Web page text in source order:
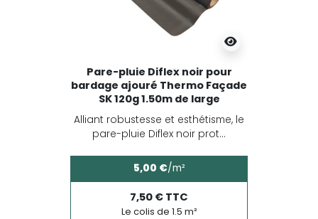
Pare-pluie Diflex noir pour
bardage ajouré Thermo Façade
SK 120g 1.50m de large
Alliant robustesse et esthétisme, le
pare-pluie Diflex noir prot...
5,00 €/m²
7,50 € TTC
Le colis de 1.5 m²